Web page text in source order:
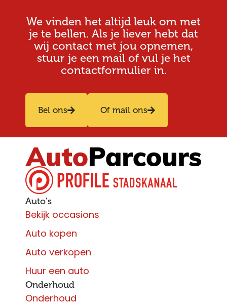
We vinden het altijd leuk om met
je te bellen. Als je liever hebt dat
wij contact met jou opnemen,
stuur je een mail of vul je het
contactformulier in.
Bel ons Of mail ons
Auto's
Bekijk occasions
Auto kopen
Auto verkopen
Huur een auto
Onderhoud
Onderhoud